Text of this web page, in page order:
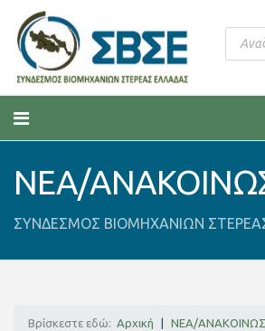
ΝΕΑ/
ΣΥΝΔΕΣΜΟΣ ΒΙΟΜΗΧΑΝΙΩΝ
Βρίσκεστε εδώ: Αρχική
ΝΕΑ/